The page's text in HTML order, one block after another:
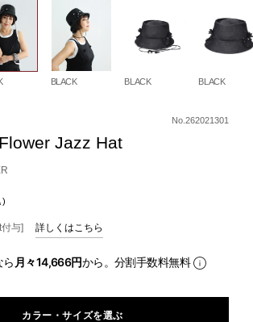
BLACK BLACK BLACK
No.262021301
Jazz Hat
)
付与] 詳しくはこちら
ら 月々14,666円から。分割手数料無料
カラー・サイズを選ぶ